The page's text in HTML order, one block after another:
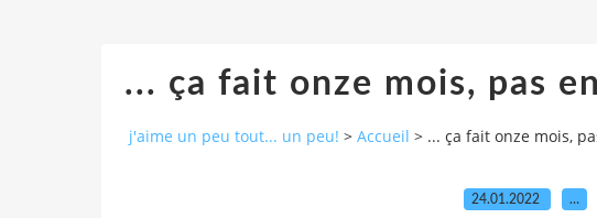
... ça fait onze mois, pas
j'aime un peu tout... un peu! > Accueil > ... ça fait onze mois,
24.01.2022 …